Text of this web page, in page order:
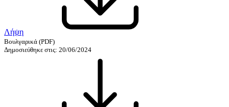
Λήψη
Βουλγαρικά (PDF)
Δημοσιεύθηκε στις: 20/06/2024